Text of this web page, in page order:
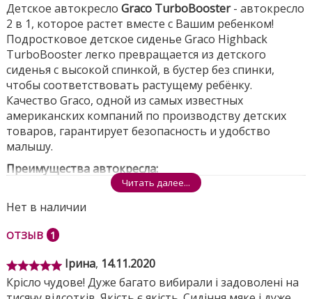
Детское автокресло Graco TurboBooster- автокресло
2 в 1, которое растет вместе с Вашим ребенком!
Подростковое детское сиденье Graco Highback
TurboBooster легко превращается из детского
сиденья с высокой спинкой, в бустер без спинки,
чтобы соответствовать растущему ребёнку.
Качество Graco, одной из самых известных
американских компаний по производству детских
товаров, гарантирует безопасность и удобство
малышу.
Преимущества автокресла:
Используется для детей от 4-х до 12-ти лет или весом
от 14 кг до 45 кг!
Регулируются мягкие подлокотники, опора для
головы, боковая защита.
Анатомическая форма кресла. Многослойный
подголовник для комфорта.
2 позиции наклона спинки кресла.
Скрытые держатели стаканов помогут держать
Читать далее...
Нет в наличии
ОТЗЫВ 1
Ірина, 14.11.2020
Крісло чудове! Дуже багато вибирали і задоволені на